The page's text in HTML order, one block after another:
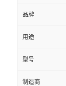
品牌
用途
型号
制造商